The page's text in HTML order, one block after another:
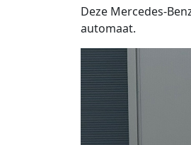
Deze Mercedes-
automaat.